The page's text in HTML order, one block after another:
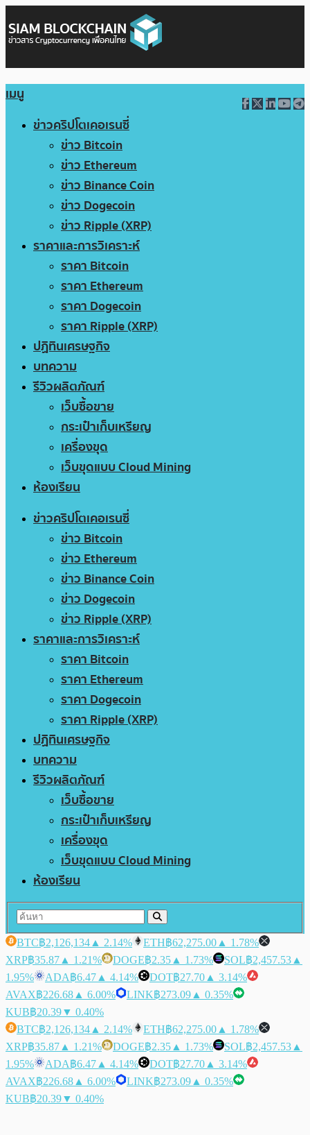
เมนู
ข่าวคริปโตเคอเรนซี่
ข่าว Bitcoin
ข่าว Ethereum
ข่าว Binance Coin
ข่าว Dogecoin
ข่าว Ripple (XRP)
ราคาและการวิเคราะห์
ราคา Bitcoin
ราคา Ethereum
ราคา Dogecoin
ราคา Ripple (XRP)
ปฏิทินเศรษฐกิจ
บทความ
รีวิวผลิตภัณฑ์
เว็บซื้อขาย
กระเป๋าเก็บเหรียญ
เครื่องขุด
เว็บขุดแบบ Cloud Mining
ห้องเรียน
ข่าวคริปโตเคอเรนซี่
ข่าว Bitcoin
ข่าว Ethereum
ข่าว Binance Coin
ข่าว Dogecoin
ข่าว Ripple (XRP)
ราคาและการวิเคราะห์
ราคา Bitcoin
ราคา Ethereum
ราคา Dogecoin
ราคา Ripple (XRP)
ปฏิทินเศรษฐกิจ
บทความ
รีวิวผลิตภัณฑ์
เว็บซื้อขาย
กระเป๋าเก็บเหรียญ
เครื่องขุด
เว็บขุดแบบ Cloud Mining
ห้องเรียน
BTC฿2,126,134 ▲ 2.14% ETH฿62,275.00 ▲ 1.78%
XRP฿35.87 ▲ 1.21% DOGE฿2.35 ▲ 1.73% SOL฿2,457.53 ▲
1.95%
ADA฿6.47 ▲ 4.14% DOT฿27.70 ▲ 3.14%
AVAX฿226.68 ▲ 6.00% LINK฿273.09 ▲ 0.35%
KUB฿20.39▼ 0.40%
BTC฿2,126,134 ▲ 2.14% ETH฿62,275.00 ▲ 1.78%
XRP฿35.87 ▲ 1.21% DOGE฿2.35 ▲ 1.73% SOL฿2,457.53 ▲
1.95%
ADA฿6.47 ▲ 4.14% DOT฿27.70 ▲ 3.14%
AVAX฿226.68 ▲ 6.00% LINK฿273.09 ▲ 0.35%
KUB฿20.39▼ 0.40%